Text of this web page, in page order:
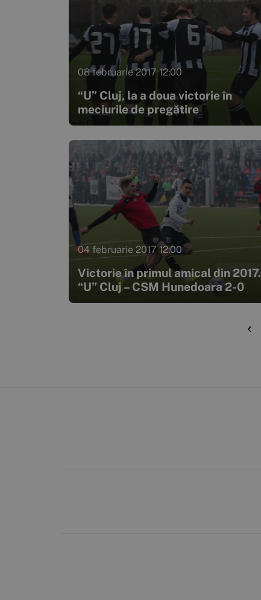
08 februarie 2017 12:00
“U” Cluj, la a doua victorie în
meciurile de pregătire
04 februarie 2017 12:00
Victorie în primul amical din 2017.
“U” Cluj – CSM Hunedoara 2-0